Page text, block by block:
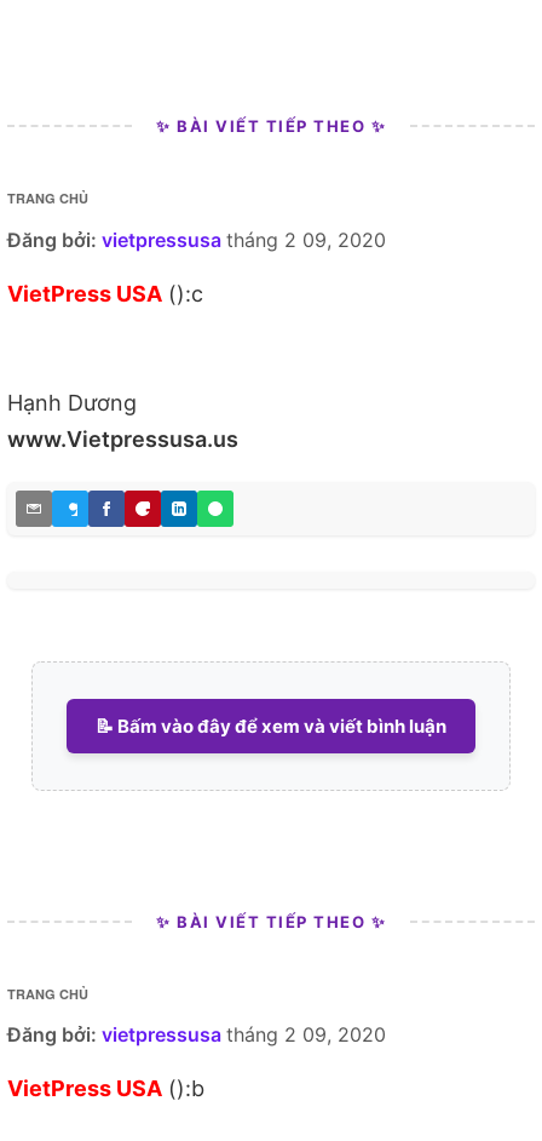
✨ BÀI VIẾT TIẾP THEO ✨
TRANG CHỦ
Đăng bởi: vietpressusa tháng 2 09, 2020
VietPress USA ():c
Hạnh Dương
www.Vietpressusa.us
📝 Bấm vào đây để xem và viết bình luận
✨ BÀI VIẾT TIẾP THEO ✨
TRANG CHỦ
Đăng bởi: vietpressusa tháng 2 09, 2020
VietPress USA ():b